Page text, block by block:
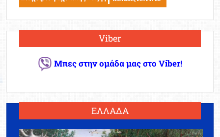
Viber
Μπες στην ομάδα μας στο Viber!
ΕΛΛΑΔΑ